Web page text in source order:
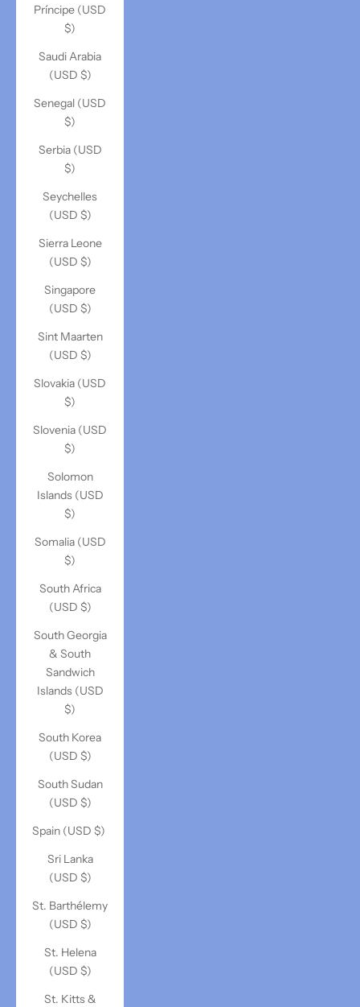
Príncipe (USD
$)
Saudi Arabia
(USD $)
Senegal (USD
$)
Serbia (USD
$)
Seychelles
(USD $)
Sierra Leone
(USD $)
Singapore
(USD $)
Sint Maarten
(USD $)
Slovakia (USD
$)
Slovenia (USD
$)
Solomon
Islands (USD
$)
Somalia (USD
$)
South Africa
(USD $)
South Georgia
& South
Sandwich
Islands (USD
$)
South Korea
(USD $)
South Sudan
(USD $)
Spain (USD $)
Sri Lanka
(USD $)
St. Barthélemy
(USD $)
St. Helena
(USD $)
St. Kitts &